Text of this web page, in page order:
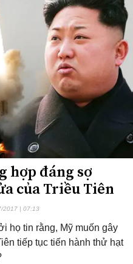
hợp đáng sợ
của Triều Tiên
2017 | 07:13
họ tin rằng, Mỹ muốn gây
tiếp tục tiến hành thử hạt